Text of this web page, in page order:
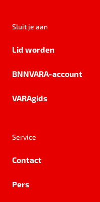
Sluit je aan
Lid worden
BNNVARA-account
VARAgids
Service
Contact
Pers